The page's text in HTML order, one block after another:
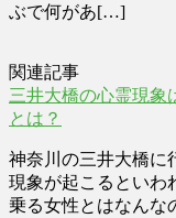
ぶで何があ[…]
関連記事
三井大橋の心霊現象
とは？
神奈川の三井大橋に
現象が起こるといわ
乗る女性とはなんな